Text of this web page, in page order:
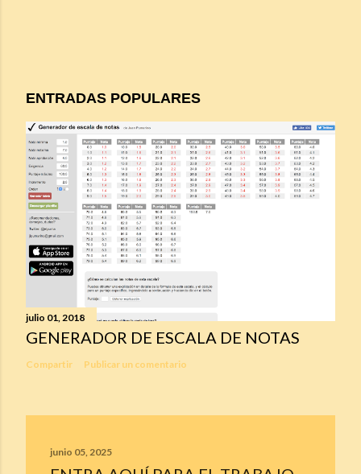
ENTRADAS POPULARES
julio 01, 2018
GENERADOR DE ESCALA DE NOTAS
Compartir Publicar un comentario
junio 05, 2025